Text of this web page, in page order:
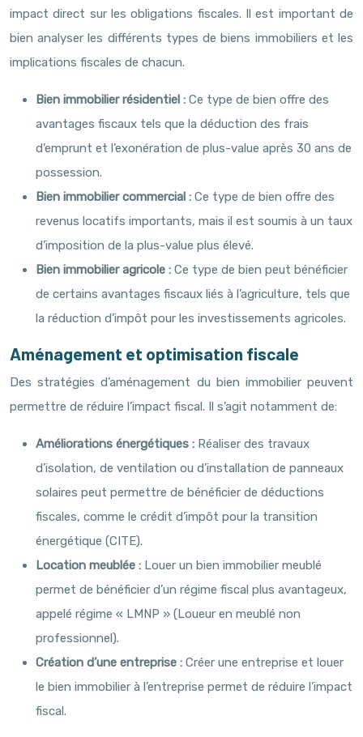
impact direct sur les obligations fiscales. Il est important de
bien analyser les différents types de biens immobiliers et les
implications fiscales de chacun.
Bien immobilier résidentiel : Ce type de bien offre des
avantages fiscaux tels que la déduction des frais
d’emprunt et l’exonération de plus-value après 30 ans de
possession.
Bien immobilier commercial : Ce type de bien offre des
revenus locatifs importants, mais il est soumis à un taux
d’imposition de la plus-value plus élevé.
Bien immobilier agricole : Ce type de bien peut bénéficier
de certains avantages fiscaux liés à l’agriculture, tels que
la réduction d’impôt pour les investissements agricoles.
Aménagement et optimisation fiscale
Des stratégies d’aménagement du bien immobilier peuvent
permettre de réduire l’impact fiscal. Il s’agit notamment de:
Améliorations énergétiques : Réaliser des travaux
d’isolation, de ventilation ou d’installation de panneaux
solaires peut permettre de bénéficier de déductions
fiscales, comme le crédit d’impôt pour la transition
énergétique (CITE).
Location meublée : Louer un bien immobilier meublé
permet de bénéficier d’un régime fiscal plus avantageux,
appelé régime « LMNP » (Loueur en meublé non
professionnel).
Création d’une entreprise : Créer une entreprise et louer
le bien immobilier à l’entreprise permet de réduire l’impact
fiscal.